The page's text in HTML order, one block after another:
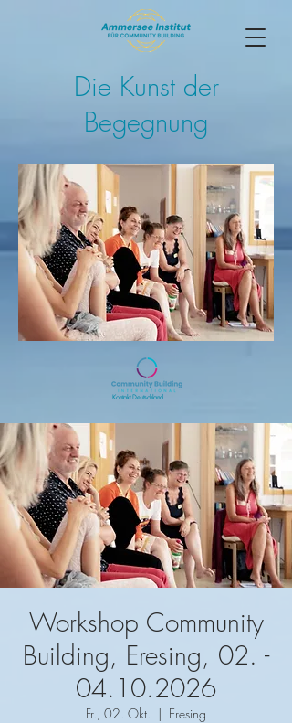
Die Kunst der
Begegnung
Kontakt Deutschland
Workshop Community
Building, Eresing, 02. -
04.10.2026
Fr., 02. Okt.
  |
Eresing